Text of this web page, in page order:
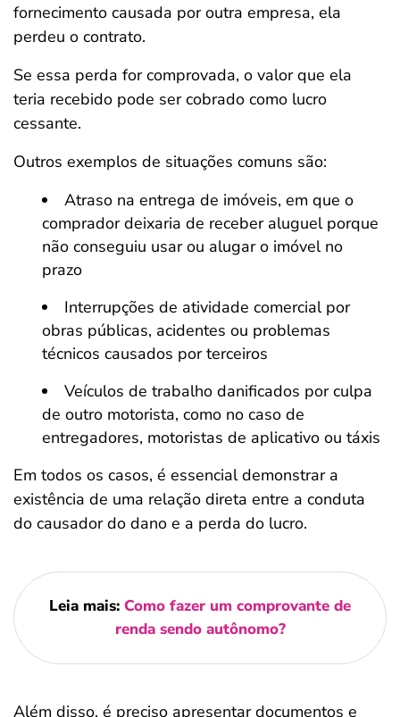
fornecimento causada por outra empresa, ela
perdeu o contrato.
Se essa perda for comprovada, o valor que ela
teria recebido pode ser cobrado como lucro
cessante.
Outros exemplos de situações comuns são:
Atraso na entrega de imóveis, em que o
comprador deixaria de receber aluguel porque
não conseguiu usar ou alugar o imóvel no
prazo
Interrupções de atividade comercial por
obras públicas, acidentes ou problemas
técnicos causados por terceiros
Veículos de trabalho danificados por culpa
de outro motorista, como no caso de
entregadores, motoristas de aplicativo ou táxis
Em todos os casos, é essencial demonstrar a
existência de uma relação direta entre a conduta
do causador do dano e a perda do lucro.
Leia mais: Como fazer um comprovante de
renda sendo autônomo?
Além disso, é preciso apresentar documentos e